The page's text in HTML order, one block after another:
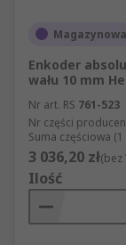
Enkoder
wału 10 mm
Nr art. RS 761-523
Nr części
Suma częściowa
3 036,20 zł(bez
Ilość